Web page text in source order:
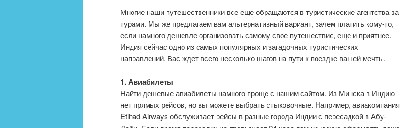
Многие наши путешественники все еще обращаются в туристические агентства за
турами. Мы же предлагаем вам альтернативный вариант, зачем платить кому-то,
если намного дешевле организовать самому свое путешествие, еще и приятнее.
Индия сейчас одно из самых популярных и загадочных туристических
направлений. Вас ждет всего несколько шагов на пути к поездке вашей мечты.
1. Авиабилеты
Найти дешевые авиабилеты намного проще с нашим сайтом. Из Минска в Индию
нет прямых рейсов, но вы можете выбрать стыковочные. Например, авиакомпания
Etihad Airways обслуживает рейсы в разные города Индии с пересадкой в Абу-